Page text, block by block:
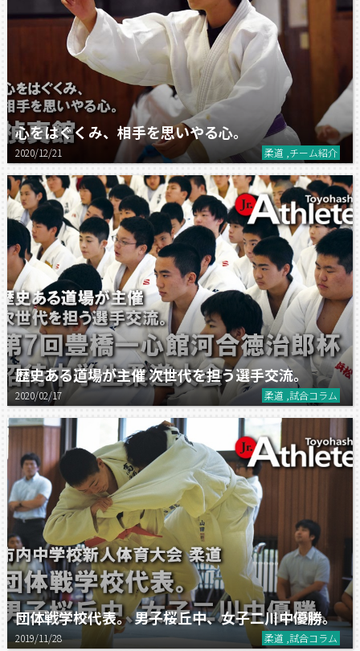
心をはぐくみ、相手を思いやる心。
2020/12/21 柔道 ,チーム紹介
歴史ある道場が主催 次世代を担う選手交流。
2020/02/17 柔道 ,試合コラム
団体戦学校代表。 男子桜丘中、女子二川中優勝。
2019/11/28 柔道 ,試合コラム